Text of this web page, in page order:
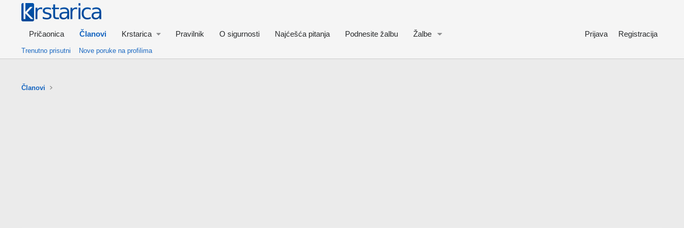
Pričaonica Članovi Krstarica Pravilnik O sigurnosti Najćešća pitanja Podnesite žalbu Žalbe Prijava Registracija
Trenutno prisutni Nove poruke na profilima
Članovi